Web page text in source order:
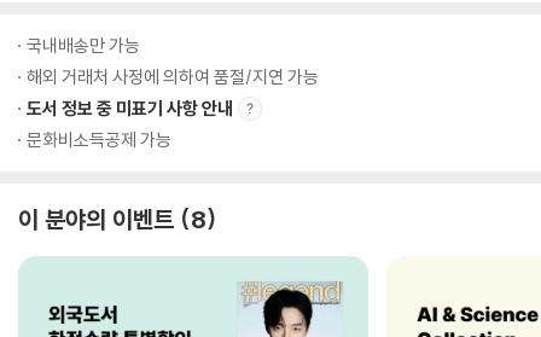
국내배송만 가능
해외 거래처 사정에 의하여 품절/지연 가능
도서 정보 중 미표기 사항 안내
문화비소득공제 가능
이 분야의 이벤트 8